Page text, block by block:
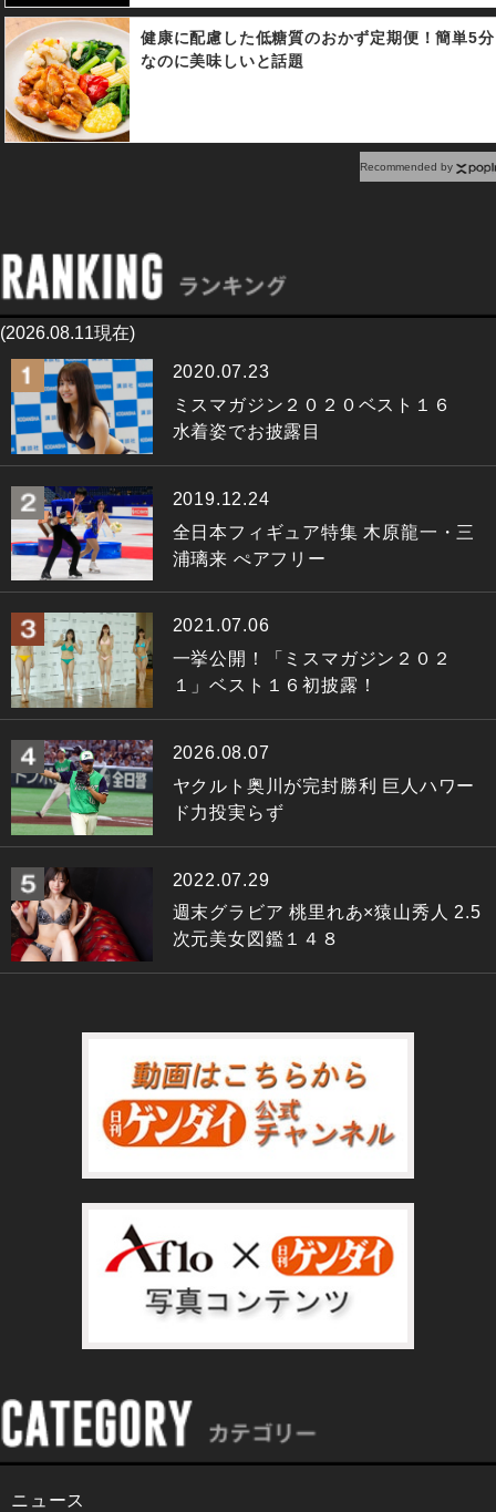
健康に配慮した低糖質のおかず定期便！簡単5分
なのに美味しいと話題
Recommended by
(2026.08.11現在)
2020.07.23
ミスマガジン２０２０ベスト１６
水着姿でお披露目
2019.12.24
全日本フィギュア特集 木原龍一・三
浦璃来 ぺアフリー
2021.07.06
一挙公開！「ミスマガジン２０２
１」ベスト１６初披露！
2026.08.07
ヤクルト奥川が完封勝利 巨人ハワー
ド力投実らず
2022.07.29
週末グラビア 桃里れあ×猿山秀人 2.5
次元美女図鑑１４８
ニュース